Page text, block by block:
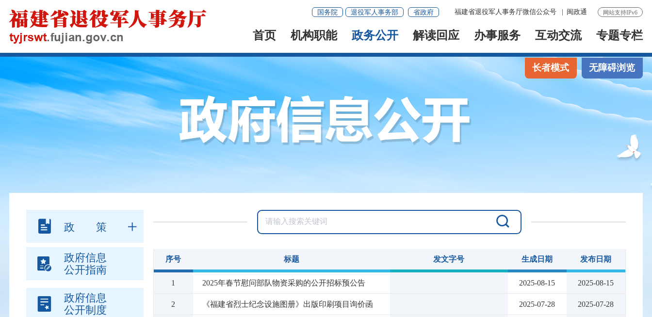
网站支持IPv6
福建省退役军人事务厅微信公众号 闽政通
国务院 退役军人事务部 省政府
首页 机构职能 政务公开 解读回应 办事服务 互动交流 专题专栏
长者模式 无障碍浏览
政 策
政府信息
公开指南
政府信息
公开制度
序号 标题 发文字号 生成日期 发布日期
1 2025年春节慰问部队物资采购的公开招标预公告 2025-08-15 2025-08-15
2 《福建省烈士纪念设施图册》出版印刷项目询价函 2025-07-28 2025-07-28